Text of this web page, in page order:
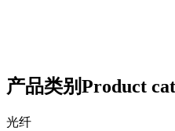
产品类别Product
光纤